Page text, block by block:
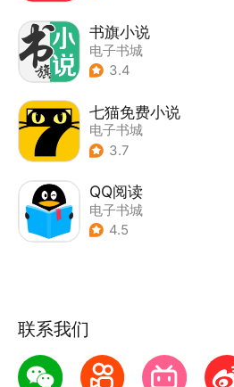
书旗小说
电子书城
3.4
七猫免费小说
电子书城
3.7
QQ阅读
电子书城
4.5
联系我们